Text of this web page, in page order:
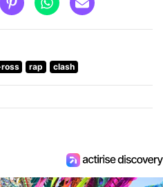
rap clash